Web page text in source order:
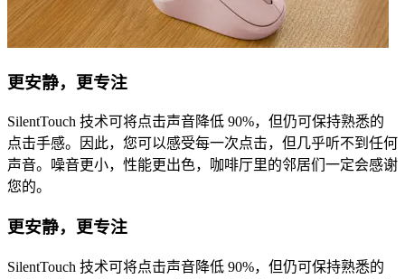
更安静，更专注
SilentTouch 技术可将点击声音降低 90%，但仍可保持熟悉的
点击手感。因此，您可以感受每一次点击，但几乎听不到任何
声音。噪音更小，性能更出色，咖啡厅里的邻居们一定会感谢
您的。
更安静，更专注
SilentTouch 技术可将点击声音降低 90%，但仍可保持熟悉的